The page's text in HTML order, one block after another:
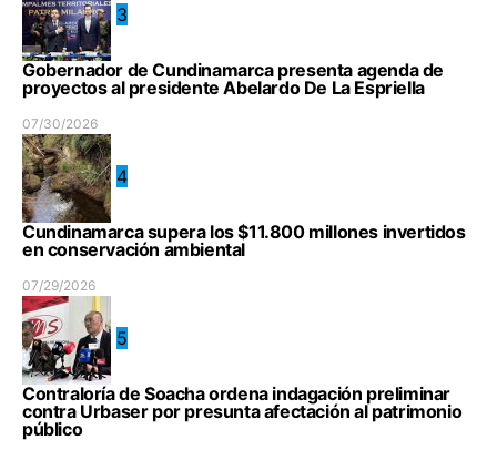
3
Gobernador de Cundinamarca presenta agenda de
proyectos al presidente Abelardo De La Espriella
07/30/2026
4
Cundinamarca supera los $11.800 millones invertidos
en conservación ambiental
07/29/2026
5
Contraloría de Soacha ordena indagación preliminar
contra Urbaser por presunta afectación al patrimonio
público